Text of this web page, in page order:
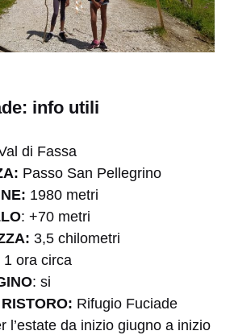
info utili
di Fassa
Passo San Pellegrino
1980 metri
: +70 metri
3,5 chilometri
1 ora circa
: si
Rifugio Fuciade
l’estate da inizio giugno a inizio